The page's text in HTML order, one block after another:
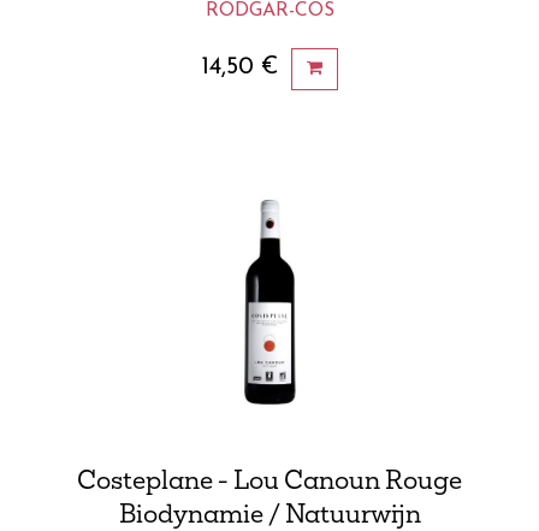
RODGAR-COS
14,50 €
Costeplane - Lou Canoun Rouge
Biodynamie / Natuurwijn